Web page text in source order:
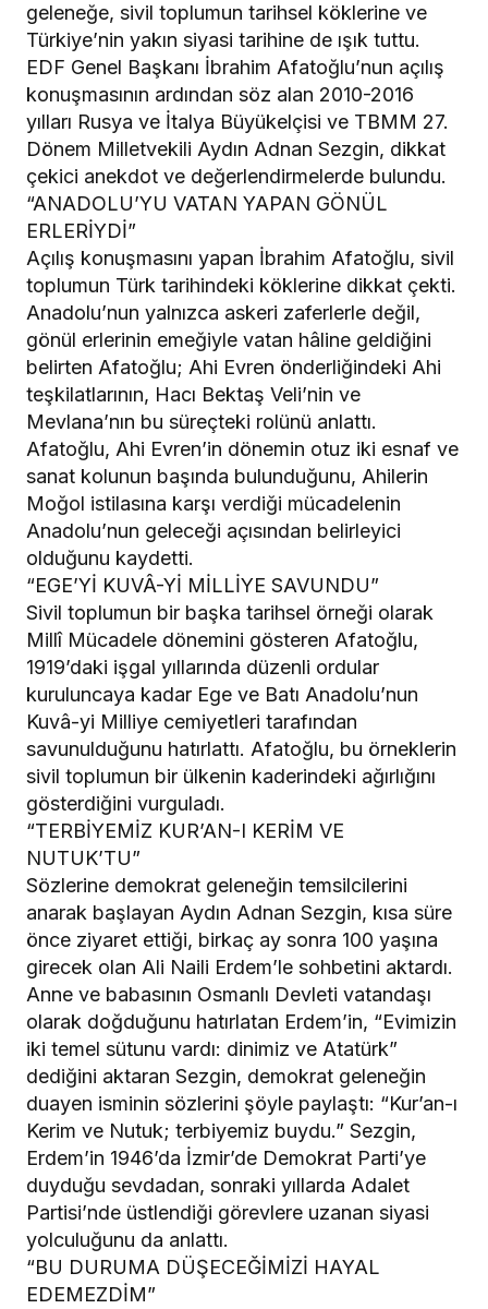
geleneğe, sivil toplumun tarihsel köklerine ve
Türkiye’nin yakın siyasi tarihine de ışık tuttu.
EDF Genel Başkanı İbrahim Afatoğlu’nun açılış
konuşmasının ardından söz alan 2010-2016
yılları Rusya ve İtalya Büyükelçisi ve TBMM 27.
Dönem Milletvekili Aydın Adnan Sezgin, dikkat
çekici anekdot ve değerlendirmelerde bulundu.
“ANADOLU’YU VATAN YAPAN GÖNÜL
ERLERİYDİ”
Açılış konuşmasını yapan İbrahim Afatoğlu, sivil
toplumun Türk tarihindeki köklerine dikkat çekti.
Anadolu’nun yalnızca askeri zaferlerle değil,
gönül erlerinin emeğiyle vatan hâline geldiğini
belirten Afatoğlu; Ahi Evren önderliğindeki Ahi
teşkilatlarının, Hacı Bektaş Veli’nin ve
Mevlana’nın bu süreçteki rolünü anlattı.
Afatoğlu, Ahi Evren’in dönemin otuz iki esnaf ve
sanat kolunun başında bulunduğunu, Ahilerin
Moğol istilasına karşı verdiği mücadelenin
Anadolu’nun geleceği açısından belirleyici
olduğunu kaydetti.
“EGE’Yİ KUVÂ-Yİ MİLLİYE SAVUNDU”
Sivil toplumun bir başka tarihsel örneği olarak
Millî Mücadele dönemini gösteren Afatoğlu,
1919’daki işgal yıllarında düzenli ordular
kuruluncaya kadar Ege ve Batı Anadolu’nun
Kuvâ-yi Milliye cemiyetleri tarafından
savunulduğunu hatırlattı. Afatoğlu, bu örneklerin
sivil toplumun bir ülkenin kaderindeki ağırlığını
gösterdiğini vurguladı.
“TERBİYEMİZ KUR’AN-I KERİM VE
NUTUK’TU”
Sözlerine demokrat geleneğin temsilcilerini
anarak başlayan Aydın Adnan Sezgin, kısa süre
önce ziyaret ettiği, birkaç ay sonra 100 yaşına
girecek olan Ali Naili Erdem’le sohbetini aktardı.
Anne ve babasının Osmanlı Devleti vatandaşı
olarak doğduğunu hatırlatan Erdem’in, “Evimizin
iki temel sütunu vardı: dinimiz ve Atatürk”
dediğini aktaran Sezgin, demokrat geleneğin
duayen isminin sözlerini şöyle paylaştı: “Kur’an-ı
Kerim ve Nutuk; terbiyemiz buydu.” Sezgin,
Erdem’in 1946’da İzmir’de Demokrat Parti’ye
duyduğu sevdadan, sonraki yıllarda Adalet
Partisi’nde üstlendiği görevlere uzanan siyasi
yolculuğunu da anlattı.
“BU DURUMA DÜŞECEĞİMİZİ HAYAL
EDEMEZDİM”